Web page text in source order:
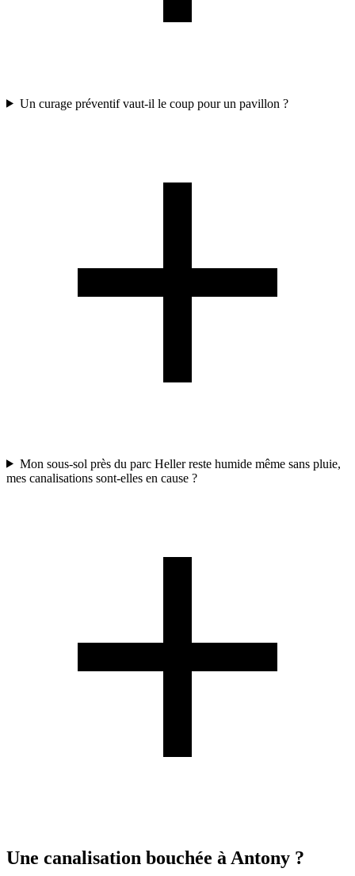
Un curage préventif vaut-il le coup pour un pavillon ?
Mon sous-sol près du parc Heller reste humide même sans pluie,
mes canalisations sont-elles en cause ?
Une canalisation bouchée à Antony ?